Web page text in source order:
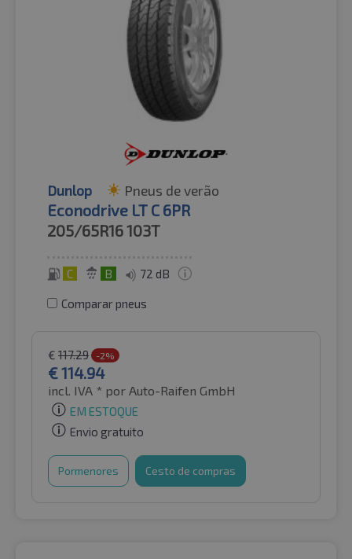
Dunlop Pneus de verão
Econodrive LT C 6PR
205/65R16103T
C B 72 dB
Comparar pneus
€ 117.29 -2%
€114.94
incl. IVA * por Auto-Raifen GmbH
EM ESTOQUE
Envio gratuito
Pormenores Cesto de compras